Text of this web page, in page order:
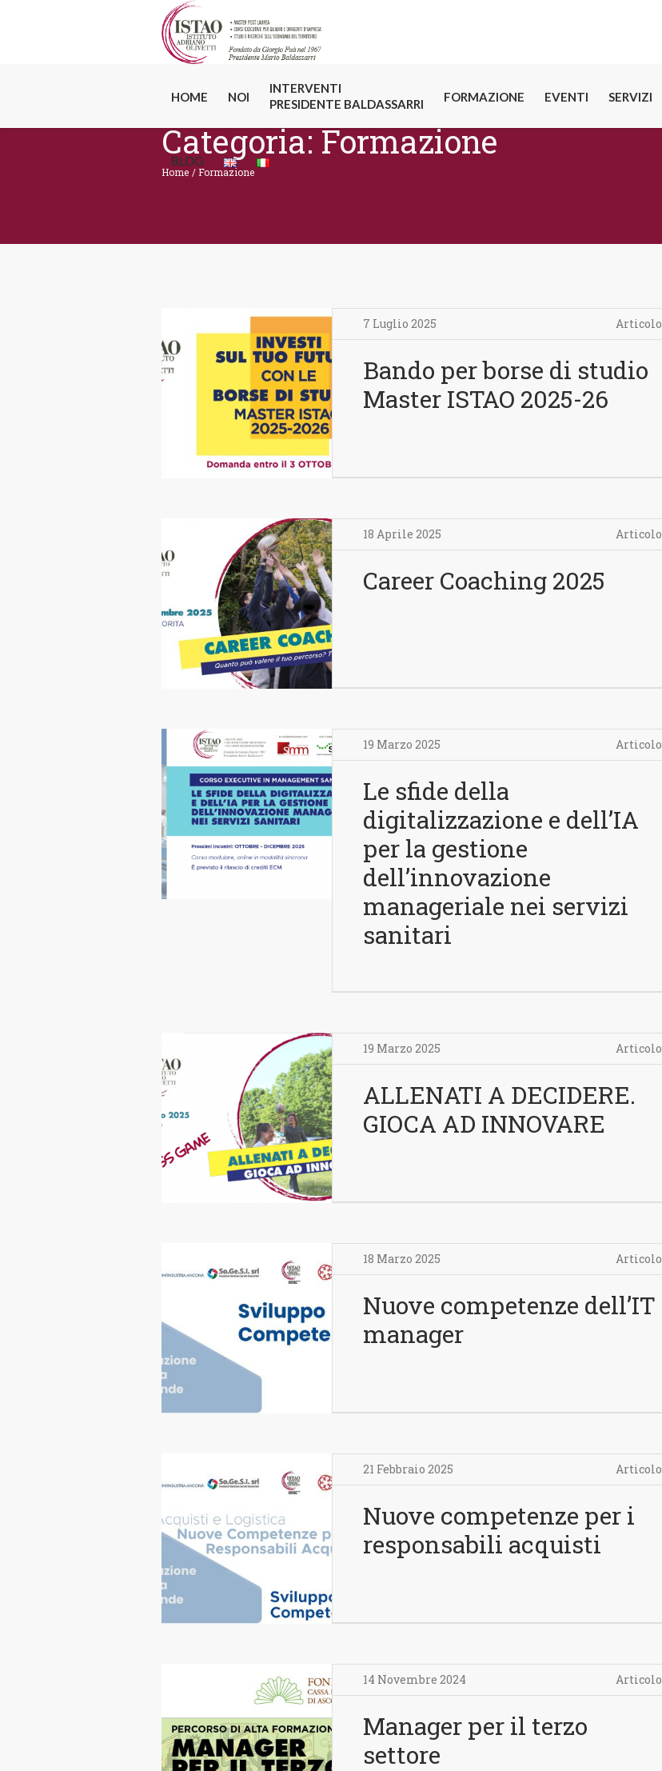
HOME NOI
INTERVENTI
PRESIDENTE BALDASSARRI
FORMAZIONE EVENTI SERVIZI
BLOG
Categoria:Formazione
Home /Formazione
7 Luglio 2025 Articolo
Bando per borse di studio
Master ISTAO 2025-26
18 Aprile 2025 Articolo
Career Coaching 2025
19 Marzo 2025 Articolo
Le sfide della
digitalizzazione e dell’IA
per la gestione
dell’innovazione
manageriale nei servizi
sanitari
19 Marzo 2025 Articolo
ALLENATI A DECIDERE.
GIOCA AD INNOVARE
18 Marzo 2025 Articolo
Nuove competenze dell’IT
manager
21 Febbraio 2025 Articolo
Nuove competenze per i
responsabili acquisti
14 Novembre 2024 Articolo
Manager per il terzo
settore